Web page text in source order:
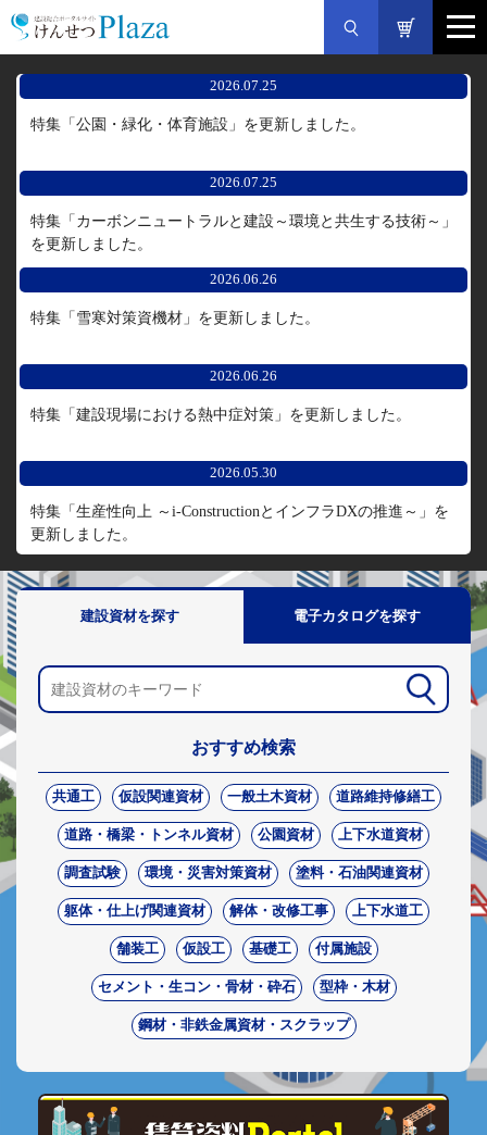
2026.07.25
特集「公園・緑化・体育施設」を更新しました。
2026.07.25
特集「カーボンニュートラルと建設～環境と共生する技術～」
を更新しました。
2026.06.26
特集「雪寒対策資機材」を更新しました。
2026.06.26
特集「建設現場における熱中症対策」を更新しました。
2026.05.30
特集「生産性向上 ～i-ConstructionとインフラDXの推進～」を
更新しました。
建設資材を探す 電子カタログを探す
おすすめ検索
共通工 仮設関連資材 一般土木資材 道路維持修繕工
道路・橋梁・トンネル資材 公園資材 上下水道資材
調査試験 環境・災害対策資材 塗料・石油関連資材
躯体・仕上げ関連資材 解体・改修工事 上下水道工
舗装工 仮設工 基礎工 付属施設
セメント・生コン・骨材・砕石 型枠・木材
鋼材・非鉄金属資材・スクラップ